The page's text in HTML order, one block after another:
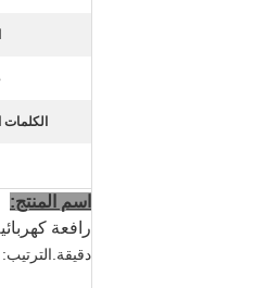
الكلمات
اسم المنتج:
رافعة كهربائية
دقيقة.الترتيب: 5 قطع